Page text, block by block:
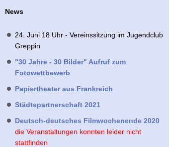
News
24. Juni 18 Uhr - Vereinssitzung im Jugendclub
Greppin
"30 Jahre - 30 Bilder" Aufruf zum
Fotowettbewerb
Papiertheater aus Frankreich
Städtepartnerschaft 2021
Deutsch-deutsches Filmwochenende 2020
die Veranstaltungen konnten leider nicht
stattfinden